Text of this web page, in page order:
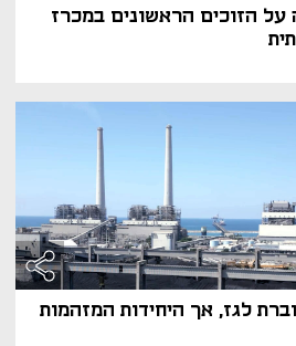
הזוכים הראשונים במכרז
לגז, אך היחידות המזהמות